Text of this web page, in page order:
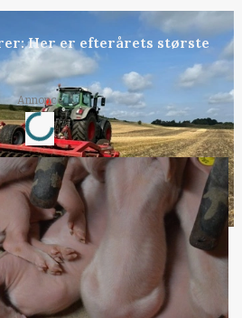
Her er efterårets største
Annonce
Loading...